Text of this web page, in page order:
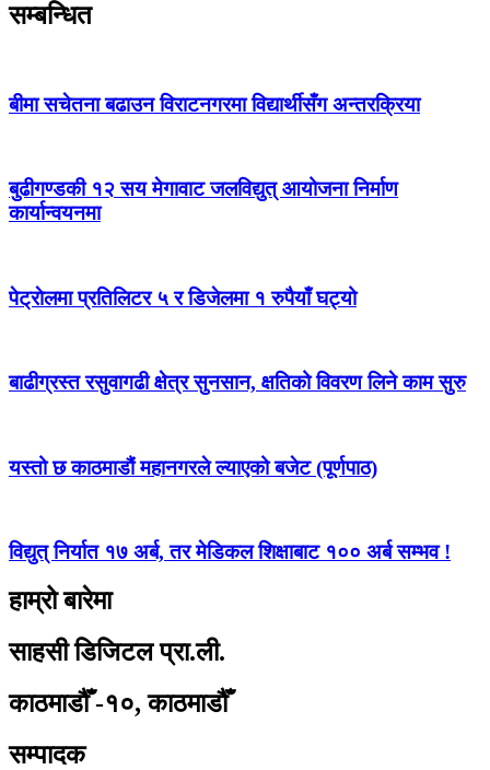
सम्बन्धित
बीमा सचेतना बढाउन विराटनगरमा विद्यार्थीसँग अन्तरक्रिया
बुढीगण्डकी १२ सय मेगावाट जलविद्युत् आयोजना निर्माण
कार्यान्वयनमा
पेट्राेलमा प्रतिलिटर ५ र डिजेलमा १ रुपैयाँ घट्यो
बाढीग्रस्त रसुवागढी क्षेत्र सुनसान, क्षतिको विवरण लिने काम सुरु
यस्तो छ काठमाडौं महानगरले ल्याएको बजेट (पूर्णपाठ)
विद्युत् निर्यात १७ अर्ब, तर मेडिकल शिक्षाबाट १०० अर्ब सम्भव !
हाम्रो बारेमा
साहसी डिजिटल प्रा.ली.
काठमाडौँ -१०, काठमाडौँ
सम्पादक